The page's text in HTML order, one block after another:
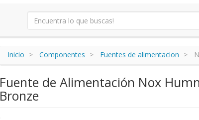
Inicio Componentes Fuentes de alimentacion
Fuente de Alimentación Nox
Bronze